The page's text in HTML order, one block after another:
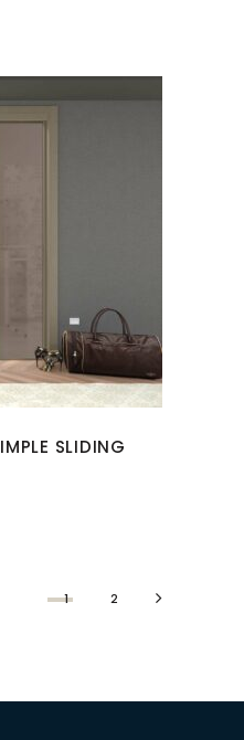
SLIDING
1 2